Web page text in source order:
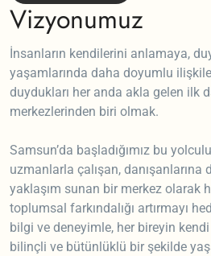
Vizyonumuz
İnsanların kendilerini anlamaya,
yaşamlarında daha doyumlu
duydukları her anda akla gelen ilk
merkezlerinden biri olmak.
Samsun’da başladığımız bu
uzmanlarla çalışan,
yaklaşım sunan bir merkez olarak
toplumsal farkındalığı artırmayı
bilgi ve deneyimle, her bireyin kendi
bilinçli ve bütünlüklü bir şekilde